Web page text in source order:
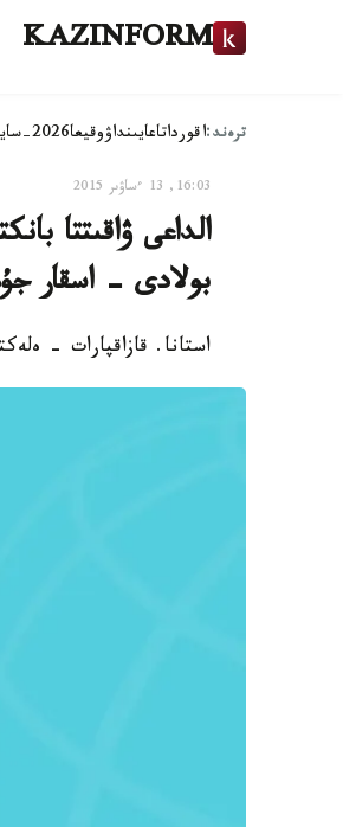
KAZINFORM
ترەند:اقورداتاعايىنداۋوقيعا2026-سايلاۋ
16:03, 13 ءساۋىر 2015
الداعى ۋاقىتتا
بولادى - اسقار
استانا. قازاقپارات -